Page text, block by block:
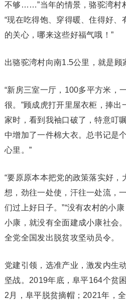
不够……”当年的情景，骆驼湾村
“现在吃得饱、穿得暖、住得好
的关心，哪来这些好福气哦！”
出骆驼湾村向南1.5公里，就是顾
“新房三室一厅，100多平方米，
很。”顾成虎打开里屋衣柜，捧出
家时，看到我袖口破了，特意叮
中增加了一件棉大衣。总书记是
心里。”
“要原原本本把党的政策落实好，
想，劲往一处使，汗往一处流，
们过上好日子。”“没有农村的小
小康，就没有全面建成小康社会
全党全国发出脱贫攻坚动员令。
党建引领，选准产业，激发内生
坚战。2019年底，阜平164个贫
2月，阜平脱贫摘帽；2021年，